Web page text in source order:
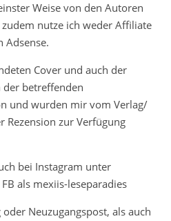
Weise von den Autoren
nutze ich weder Affiliate
Adsense.
Cover und auch der
betreffenden
und wurden mir vom Verlag/
Rezension zur Verfügung
bei Instagram unter
als mexiis-leseparadies
Neuzugangspost, als auch